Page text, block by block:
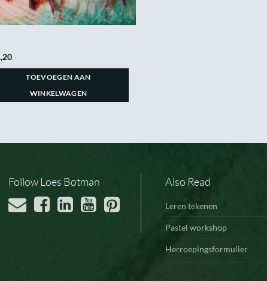
TOEVOEGEN AAN
WINKELWAGEN
Follow Loes Botman Also Read
Leren tekenen
Pastel workshop
Herroepingsformulier